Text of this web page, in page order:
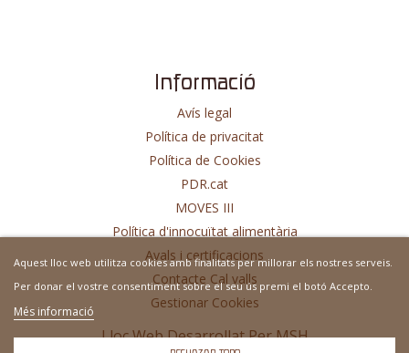
Informació
Avís legal
Política de privacitat
Política de Cookies
PDR.cat
MOVES III
Política d'innocuïtat alimentària
Avals i certificacions
Contacte Cal valls
Gestionar Cookies
Lloc Web Desarrollat PerMSH
Aquest lloc web utilitza cookies amb finalitats per millorar els nostres serveis.
Per donar el vostre consentiment sobre el seu ús premi el botó Accepto.
Més informació